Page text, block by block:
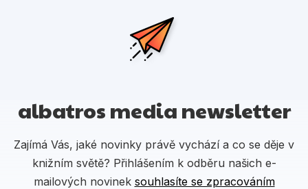
albatros media newsletter
Zajímá Vás, jaké novinky právě vychází a co se děje v
knižním světě? Přihlášením k odběru našich e-
mailových novinek souhlasíte se zpracováním